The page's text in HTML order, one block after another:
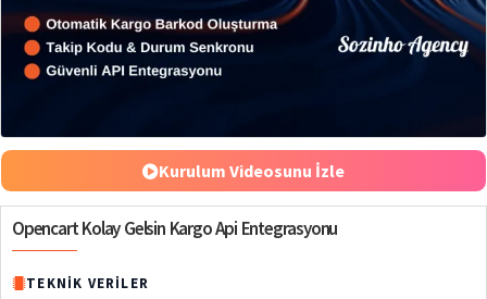
%50
Kurulum Videosunu İzle
Opencart Kolay Gelsin Kargo Api Entegrasyonu
TEKNIK VERILER